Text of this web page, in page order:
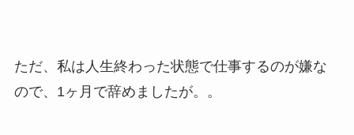
ただ、私は人生終わった状態で仕事するのが嫌な
ので、1ヶ月で辞めましたが。。